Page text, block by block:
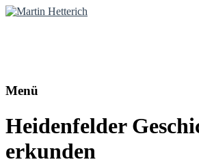
Menü
Heidenfelder
erkunden